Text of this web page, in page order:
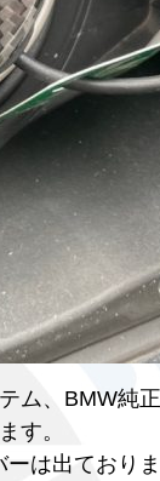
ム、BMW純
す。
は出ており